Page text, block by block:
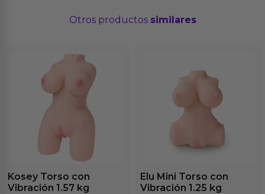
Otros productos similares
Kosey Torso con
Vibración 1.57 kg
Elu Mini Torso con
Vibración 1.25 kg